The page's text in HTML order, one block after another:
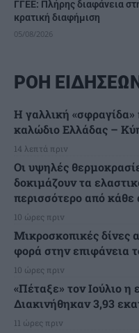
ΓΓΕΕ: Πλήρης διαφάνεια
κρατική διαφήμιση
05/08/2026
ΡΟΗ
Η γαλλική
καλώδιο Ελλάδας –
14 λεπτά πριν
Οι υψηλές
δοκιμάζουν τα
περισσότερο από κάθε
10 ώρες πριν
Μικροσκοπικές δίνες
φορά στην επιφάνεια
10 ώρες πριν
«Πέταξε» τον Ιούλιο η
Διακινήθηκαν 3,93
11 ώρες πριν